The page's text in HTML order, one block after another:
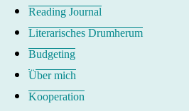
Reading Journal
Literarisches Drumherum
Budgeting
Über mich
Kooperation